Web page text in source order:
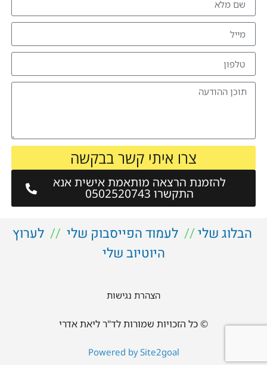
צרו איתי קשר בבקשה
להזמנת הרצאה מותאמת אישית אנא
התקשרו 0502520743
הבלוג שלי// לעמוד הפייסבוק שלי //לערוץ
היוטיוב שלי
הצהרת נגישות
© כל הזכויות שמורות לד"ר ליאת אדרי
Powered by Site2goal